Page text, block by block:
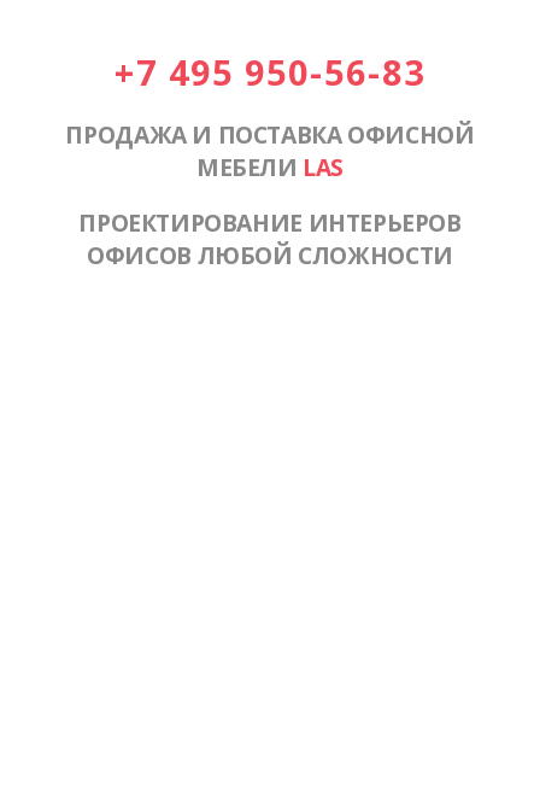
+7 495 950-56-83
ПРОДАЖА И ПОСТАВКА ОФИСНОЙ
МЕБЕЛИ LAS
ПРОЕКТИРОВАНИЕ ИНТЕРЬЕРОВ
ОФИСОВ ЛЮБОЙ СЛОЖНОСТИ